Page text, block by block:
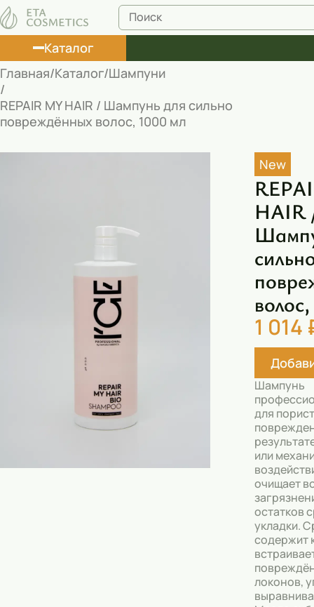
Каталог
Лосьоны
Туши
Корректоры
Масла
Пена для ванны
Румяна
Скрабы
Блески
Гели
Восковые полоски
Кремы
Главная Каталог Шампуни
REPAIR MY HAIR / Шампунь для сильно
повреждённых волос, 1000 мл
New
HAIR
1 014
Шампунь
для
или
очищает
остатков
укладки.
содержит
локонов,